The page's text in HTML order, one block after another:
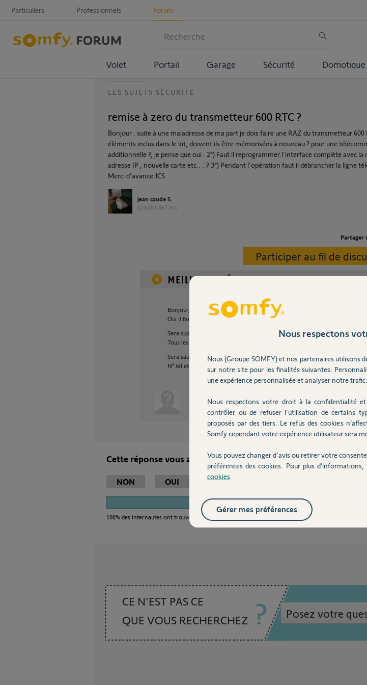
Particuliers Professionnels Forum
Volet Portail Garage Sécurité Domotique
LES SUJETS SÉCURITÉ
remise à zero du transmetteur 600 RTC ?
Bonjour . suite à une maladresse de ma part je dois faire une RAZ du transmetteur 600
éléments inclus dans le kit, doivent ils être mémorisées à nouveau ? pour une
additionnelle ?, je pense que oui . 2°) Faut il reprogrammer l'interface complète avec la
adresse IP , nouvelle carte etc.. ..? 3°) Pendant l'opération faut il débrancher la ligne
Merci d'avance JCS.
jean caude S.
il y a plus de 7 ans
Partager
Participer au fil de
Bonjour,
Oui il faut débrancher la ligne tél.
Sera supprimé:
Tous les éléments, codes, date et heure.
Sera sauvegardé:
N° tél et SMS, prog des automatismes, prog horaires
Anonyme il y a plus de 7 ans
Cette réponse vous a-t-elle aidé ?
NON OUI
100% des internautes ont trouvé cette réponse utile
CE N'EST PAS CE
QUE VOUS RECHERCHEZ
Posez votre
Nous respectons
Nous (Groupe SOMFY) et nos partenaires utilisons
sur notre site pour les finalités suivantes:
une expérience personnalisée et analyser notre trafic.
Nous respectons votre droit à la confidentialité et
contrôler ou de refuser l'utilisation de certains
proposés par des tiers. Le refus des cookies
Somfy cependant votre expérience utilisateur sera
Vous pouvez changer d'avis ou retirer votre
préférences des cookies. Pour plus
cookies
Gérer mes préférences